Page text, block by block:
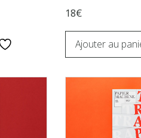
18€
Ajouter au